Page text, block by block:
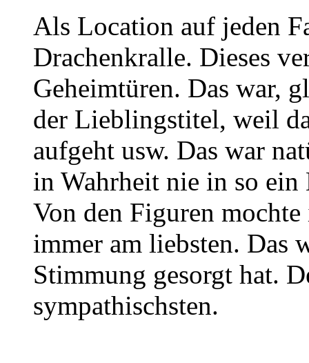
Als Location auf jeden
Drachenkralle. Dieses
Geheimtüren. Das war,
der Lieblingstitel, weil
aufgeht usw. Das war
in Wahrheit nie in so ein
Von den Figuren
immer am liebsten. Das
Stimmung gesorgt hat.
sympathischsten.